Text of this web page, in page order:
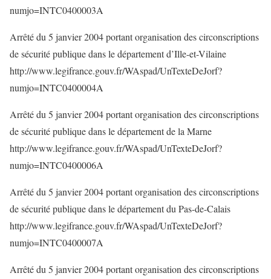
numjo=INTC0400003A
Arrêté du 5 janvier 2004 portant organisation des circonscriptions
de sécurité publique dans le département d’Ille-et-Vilaine
http://www.legifrance.gouv.fr/WAspad/UnTexteDeJorf?
numjo=INTC0400004A
Arrêté du 5 janvier 2004 portant organisation des circonscriptions
de sécurité publique dans le département de la Marne
http://www.legifrance.gouv.fr/WAspad/UnTexteDeJorf?
numjo=INTC0400006A
Arrêté du 5 janvier 2004 portant organisation des circonscriptions
de sécurité publique dans le département du Pas-de-Calais
http://www.legifrance.gouv.fr/WAspad/UnTexteDeJorf?
numjo=INTC0400007A
Arrêté du 5 janvier 2004 portant organisation des circonscriptions